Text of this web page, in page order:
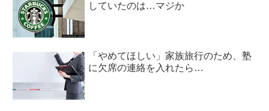
していたのは…マジか
「やめてほしい」家族旅行のため、塾
に欠席の連絡を入れたら…